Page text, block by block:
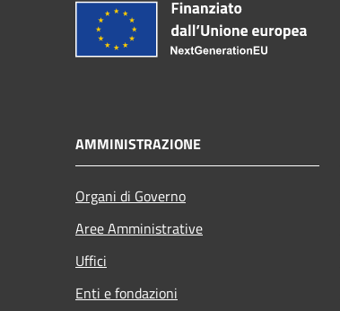
AMMINISTRAZIONE
Organi di Governo
Aree Amministrative
Uffici
Enti e fondazioni